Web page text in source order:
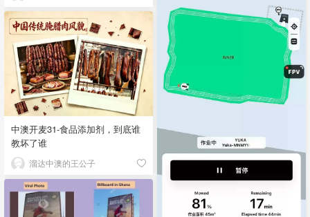
中澳开麦31-食品添加剂，到底谁
教坏了谁
溜达中澳的王公子